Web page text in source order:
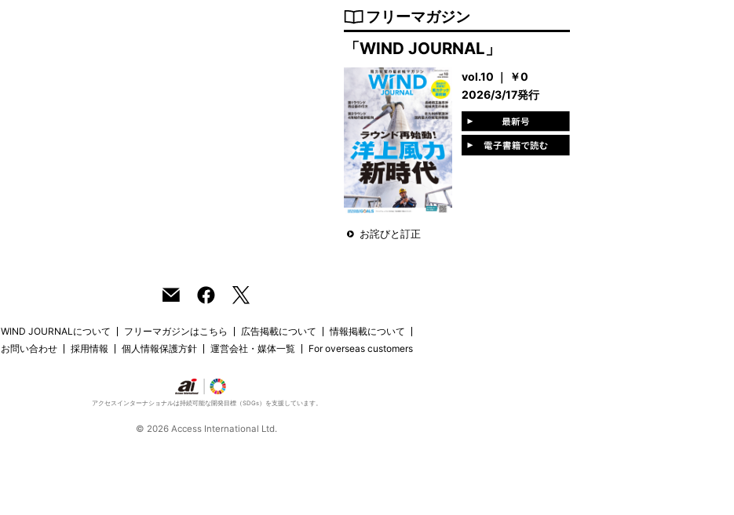
フリーマガジン
「WIND JOURNAL」
vol.10 ｜ ￥0
2026/3/17発行
お詫びと訂正
WIND JOURNALについて フリーマガジンはこちら 広告掲載について
情報掲載について
お問い合わせ
採用情報 個人情報保護方針 運営会社・媒体一覧 For overseas customers
アクセスインターナショナルは持続可能な開発目標（SDGs）を支援しています。
© 2026 Access International Ltd.